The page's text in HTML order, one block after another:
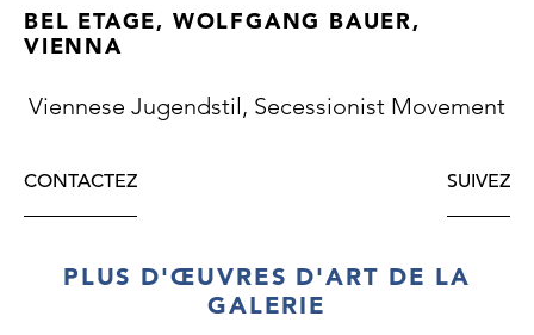
BEL ETAGE, WOLFGANG BAUER,
VIENNA
Viennese Jugendstil, Secessionist Movement
CONTACTEZ SUIVEZ
PLUS D'ŒUVRES D'ART DE LA
GALERIE